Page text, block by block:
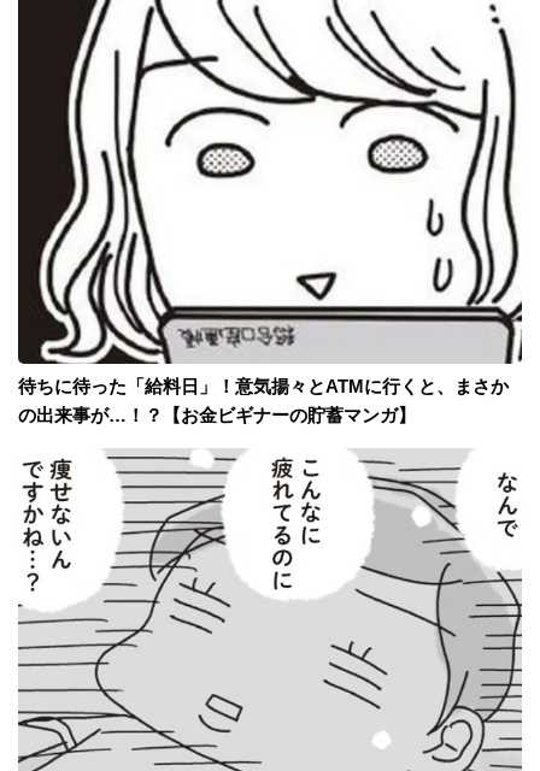
待ちに待った「給料日」！意気揚々とATMに行くと、まさか
の出来事が…！？【お金ビギナーの貯蓄マンガ】